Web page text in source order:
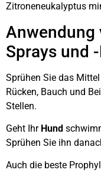
Zitroneneukalyptus
Anwendung
Sprays und
Sprühen Sie das
Rücken, Bauch und
Stellen.
Geht Ihr Hund
Sprühen Sie ihn
Auch die beste